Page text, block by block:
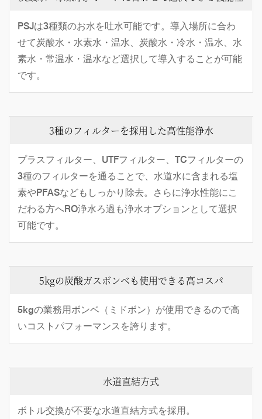
PSJは3種類のお水を吐水可能です。導入場所に合わ
せて炭酸水・水素水・温水、炭酸水・冷水・温水、水
素水・常温水・温水など選択して導入することが可能
です。
3種のフィルターを採用した高性能浄水
プラスフィルター、UTFフィルター、TCフィルターの
3種のフィルターを通ることで、水道水に含まれる塩
素やPFASなどもしっかり除去。さらに浄水性能にこ
だわる方へRO浄水ろ過も浄水オプションとして選択
可能です。
5kgの炭酸ガスボンベも使用できる高コスパ
5kgの業務用ボンベ（ミドボン）が使用できるので高
いコストパフォーマンスを誇ります。
水道直結方式
ボトル交換が不要な水道直結方式を採用。